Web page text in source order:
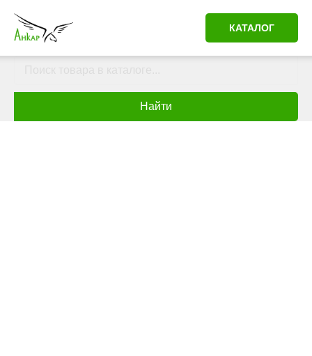
КАТАЛОГ
Найти